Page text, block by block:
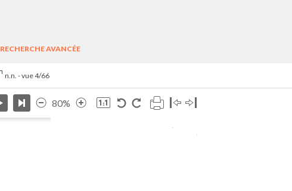
RECHERCHE AVANCÉE
n.n. - vue 4/66
80%